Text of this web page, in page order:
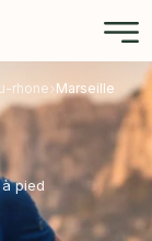
rhone Marseille
pied